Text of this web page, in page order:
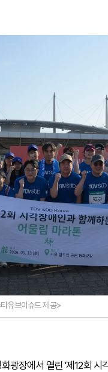
유브이슈드 제공>
광장에서 열린 '제12회 시